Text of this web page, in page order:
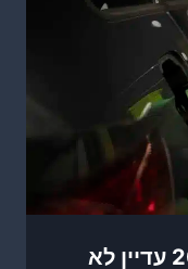
מחיר הדלק באוגוסט 2026 עדיין לא